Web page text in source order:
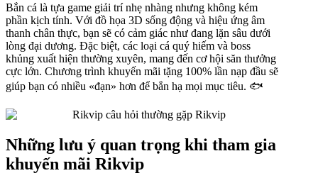
Bắn cá là tựa game giải trí nhẹ nhàng nhưng không kém
phần kịch tính. Với đồ họa 3D sống động và hiệu ứng âm
thanh chân thực, bạn sẽ có cảm giác như đang lặn sâu dưới
lòng đại dương. Đặc biệt, các loại cá quý hiếm và boss
khủng xuất hiện thường xuyên, mang đến cơ hội săn thưởng
cực lớn. Chương trình khuyến mãi tặng 100% lần nạp đầu sẽ
giúp bạn có nhiều «đạn» hơn để bắn hạ mọi mục tiêu. 🐟
Những lưu ý quan trọng khi tham gia
khuyến mãi Rikvip